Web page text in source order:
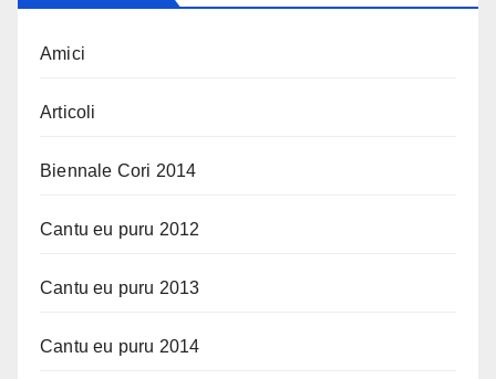
Amici
Articoli
Biennale Cori 2014
Cantu eu puru 2012
Cantu eu puru 2013
Cantu eu puru 2014